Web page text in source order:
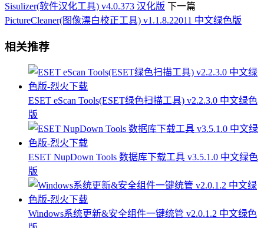
Sisulizer(软件汉化工具) v4.0.373 汉化版 下一篇
PictureCleaner(图像漂白校正工具) v1.1.8.22011 中文绿色版
相关推荐
ESET eScan Tools(ESET绿色扫描工具) v2.2.3.0 中文绿色
版
ESET NupDown Tools 数据库下载工具 v3.5.1.0 中文绿色
版
Windows系统更新&安全组件一键统管 v2.0.1.2 中文绿色